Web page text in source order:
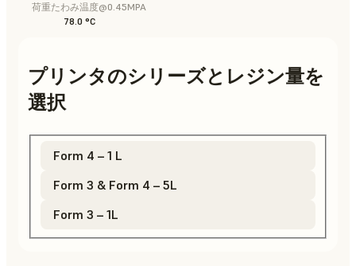
荷重たわみ温度@0.45MPA
78.0 °C
プリンタのシリーズとレジン量を
選択
Form 4 – 1 L
Form 3 & Form 4 – 5L
Form 3 – 1L